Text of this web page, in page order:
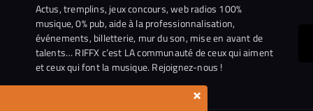
Actus, tremplins, jeux concours, web radios 100%
musique, 0% pub, aide à la professionnalisation,
événements, billetterie, mur du son, mise en avant de
talents… RIFFX c’est LA communauté de ceux qui aiment
et ceux qui font la musique. Rejoignez-nous !
×